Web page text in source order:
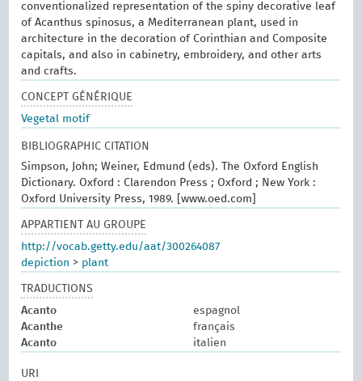
conventionalized representation of the spiny decorative leaf
of Acanthus spinosus, a Mediterranean plant, used in
architecture in the decoration of Corinthian and Composite
capitals, and also in cabinetry, embroidery, and other arts
and crafts.
CONCEPT GÉNÉRIQUE
Vegetal motif
BIBLIOGRAPHIC CITATION
Simpson, John; Weiner, Edmund (eds). The Oxford English
Dictionary. Oxford : Clarendon Press ; Oxford ; New York :
Oxford University Press, 1989. [www.oed.com]
APPARTIENT AU GROUPE
http://vocab.getty.edu/aat/300264087
depiction > plant
TRADUCTIONS
Acanto
espagnol
Acanthe
français
Acanto
italien
URI